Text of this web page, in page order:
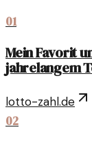
01
Mein Favorit
jahrelangem
lotto-zahl.de
02